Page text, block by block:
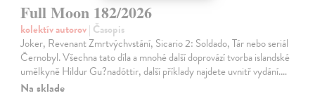
Full Moon 182/2026
kolektív autorov| Časopis
Joker, Revenant Zmrtvýchvstání, Sicario 2: Soldado, Tár nebo seriál
Černobyl. Všechna tato díla a mnohé další doprovází tvorba islandské
umělkyně Hildur Gu?nadóttir, další příklady najdete uvnitř vydání.…
Na sklade